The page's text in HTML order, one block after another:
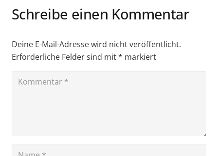
Schreibe einen Kommentar
Deine E-Mail-Adresse wird nicht veröffentlicht.
Erforderliche Felder sind mit* markiert